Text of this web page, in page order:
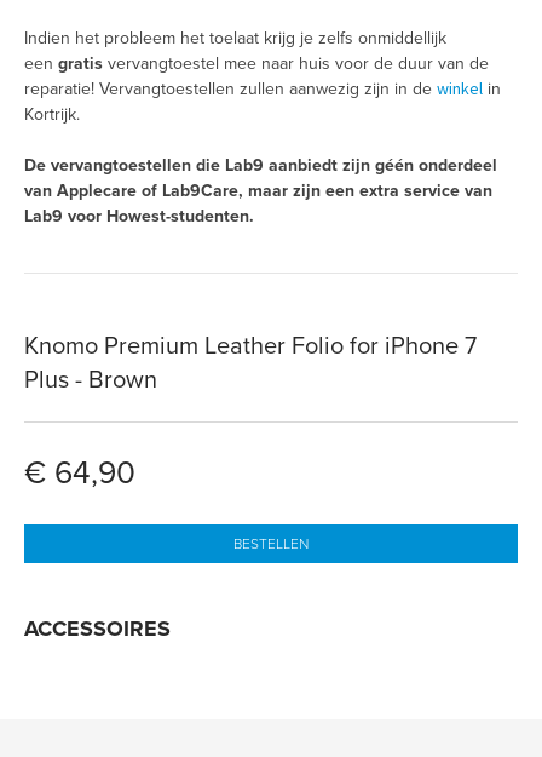
Indien het probleem het toelaat krijg je zelfs onmiddellijk
een gratis vervangtoestel mee naar huis voor de duur van de
reparatie! Vervangtoestellen zullen aanwezig zijn in de winkel in
Kortrijk.
De vervangtoestellen die Lab9 aanbiedt zijn géén onderdeel
van Applecare of Lab9Care, maar zijn een extra service van
Lab9 voor Howest-studenten.
Knomo Premium Leather Folio for iPhone 7
Plus - Brown
€ 64,90
BESTELLEN
ACCESSOIRES